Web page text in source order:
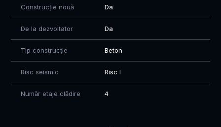
Construcție nouă Da
De la dezvoltator Da
Tip construcție Beton
Risc seismic Risc I
Număr etaje clădire 4